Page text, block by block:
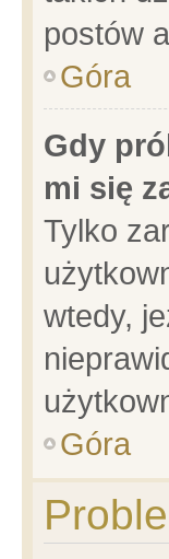
postów
Góra
Gdy
mi się
Tylko
wtedy,
Góra